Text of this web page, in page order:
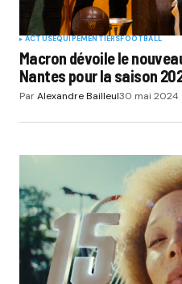
ACTUSEQUIPEMENTIERSFOOTBALL
Macron dévoile le
Nantes pour la saison
ParAlexandre Bailleul30 mai 2024